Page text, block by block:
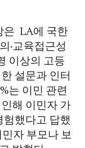
은 LA에 국한
·교육접근성
이상의 고등
설문과 인터
는 이민 관련
해 이민자 가
험했다고 답했
민자 부모나 보